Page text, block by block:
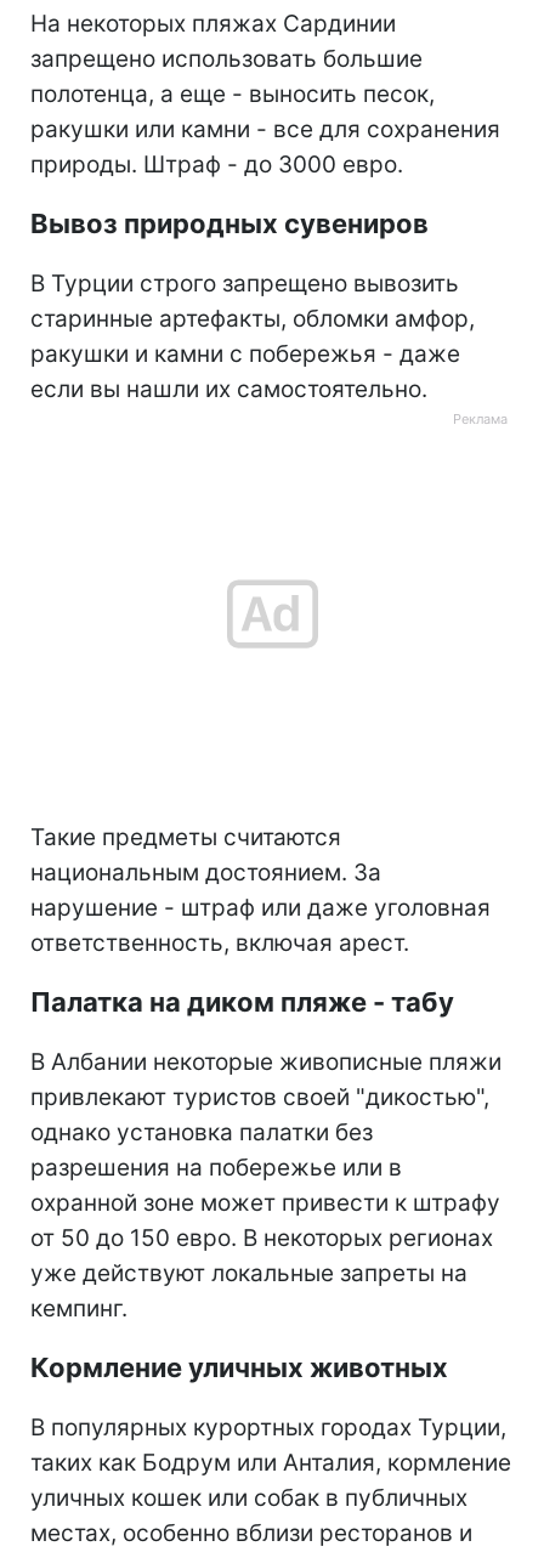
На некоторых пляжах Сардинии
запрещено использовать большие
полотенца, а еще - выносить песок,
ракушки или камни - все для сохранения
природы. Штраф - до 3000 евро.
Вывоз природных сувениров
В Турции строго запрещено вывозить
старинные артефакты, обломки амфор,
ракушки и камни с побережья - даже
если вы нашли их самостоятельно.
Такие предметы считаются
национальным достоянием. За
нарушение - штраф или даже уголовная
ответственность, включая арест.
Палатка на диком пляже - табу
В Албании некоторые живописные пляжи
привлекают туристов своей "дикостью",
однако установка палатки без
разрешения на побережье или в
охранной зоне может привести к штрафу
от 50 до 150 евро. В некоторых регионах
уже действуют локальные запреты на
кемпинг.
Кормление уличных животных
В популярных курортных городах Турции,
таких как Бодрум или Анталия, кормление
уличных кошек или собак в публичных
местах, особенно вблизи ресторанов и